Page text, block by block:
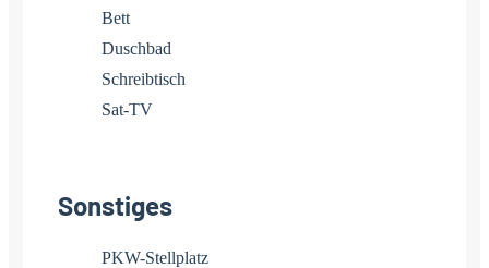
Bett
Duschbad
Schreibtisch
Sat-TV
Sonstiges
PKW-Stellplatz